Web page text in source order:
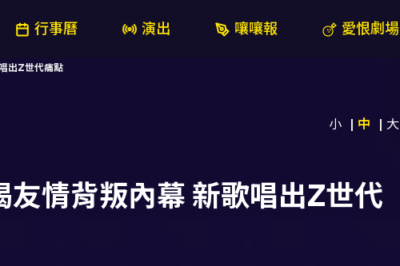
行事曆 演出 嚷嚷報 愛恨劇場
出Z世代痛點
小 中 大
友情背叛內幕 新歌唱出Z世代